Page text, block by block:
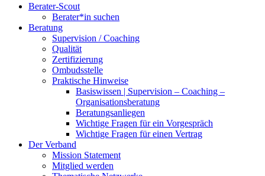
Berater-Scout
Berater*in suchen
Beratung
Supervision / Coaching
Qualität
Zertifizierung
Ombudsstelle
Praktische Hinweise
Basiswissen | Supervision – Coaching –
Organisationsberatung
Beratungsanliegen
Wichtige Fragen für ein Vorgespräch
Wichtige Fragen für einen Vertrag
Der Verband
Mission Statement
Mitglied werden